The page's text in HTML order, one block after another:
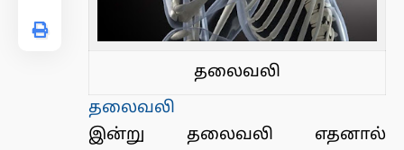
தலைவலி
தலைவலி
இன்று தலைவலி எதனால்